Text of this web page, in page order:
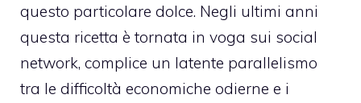
questo particolare dolce. Negli ultimi anni
questa ricetta è tornata in voga sui social
network, complice un latente parallelismo
tra le difficoltà economiche odierne e i